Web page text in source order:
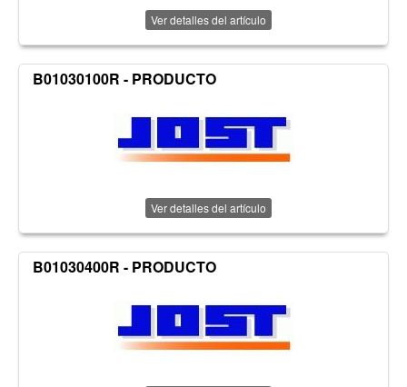
Ver detalles del artículo
B01030100R - PRODUCTO
Ver detalles del artículo
B01030400R - PRODUCTO